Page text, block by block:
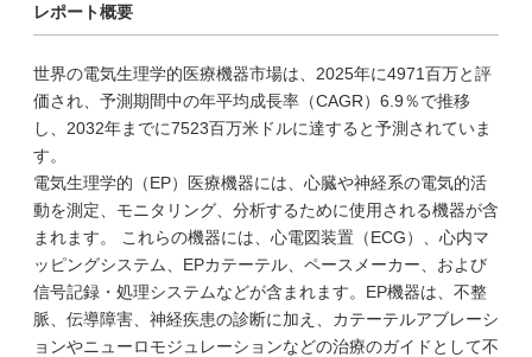
レポート概要
世界の電気生理学的医療機器市場は、2025年に4971百万と評
価され、予測期間中の年平均成長率（CAGR）6.9％で推移
し、2032年までに7523百万米ドルに達すると予測されていま
す。
電気生理学的（EP）医療機器には、心臓や神経系の電気的活
動を測定、モニタリング、分析するために使用される機器が含
まれます。 これらの機器には、心電図装置（ECG）、心内マ
ッピングシステム、EPカテーテル、ペースメーカー、および
信号記録・処理システムなどが含まれます。EP機器は、不整
脈、伝導障害、神経疾患の診断に加え、カテーテルアブレーシ
ョンやニューロモジュレーションなどの治療のガイドとして不